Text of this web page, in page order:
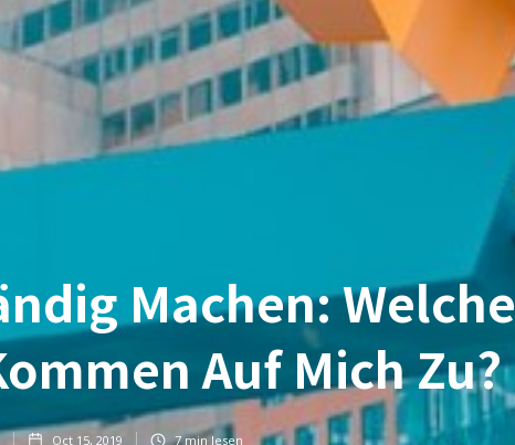
Machen: Welche
Auf Mich Zu?
Oct 15, 2019 7min lesen